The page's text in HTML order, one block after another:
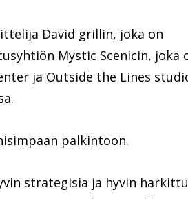
David grillin, joka on
Mystic Scenicin, joka
ja Outside the Lines
palkintoon.
strategisia ja hyvin